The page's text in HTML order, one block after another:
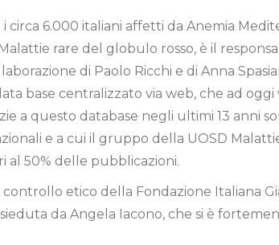
6.000 italiani affetti da Anemia
rare del globulo rosso, è il
di Paolo Ricchi e di Anna
base centralizzato via web, che ad
a questo database negli ultimi 13 anni
e a cui il gruppo della UOSD
al 50% delle pubblicazioni.
etico della Fondazione Italiana
da Angela Iacono, che si è